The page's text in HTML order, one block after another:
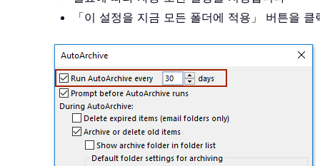
「이 설정을 지금 모든 폴더에 적용」 버튼을 클